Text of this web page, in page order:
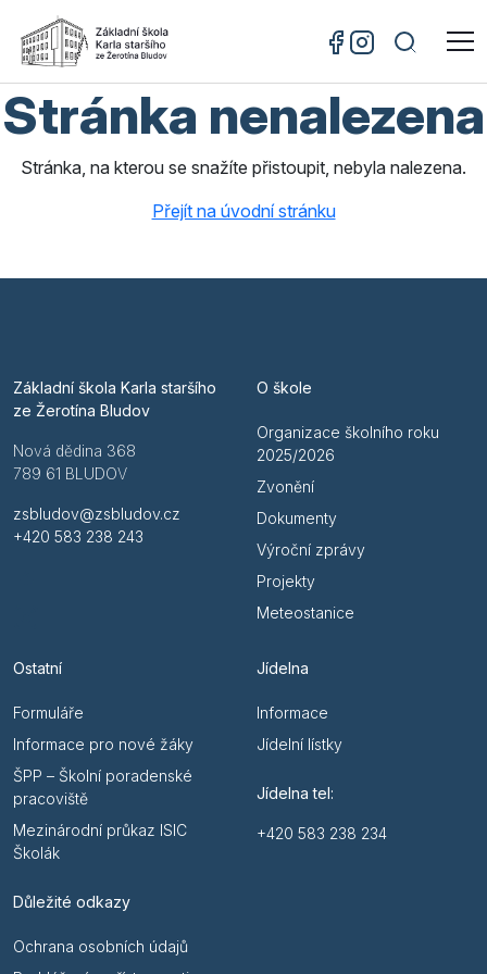
Stránka nenalezena
Stránka, na kterou se snažíte přistoupit, nebyla nalezena.
Přejít na úvodní stránku
Základní škola Karla staršího
ze Žerotína Bludov
Nová dědina 368
789 61 BLUDOV
zsbludov@zsbludov.cz
+420 583 238 243
O škole
Organizace školního roku
2025/2026
Zvonění
Dokumenty
Výroční zprávy
Projekty
Meteostanice
Ostatní
Formuláře
Informace pro nové žáky
ŠPP – Školní poradenské
pracoviště
Mezinárodní průkaz ISIC
Školák
Jídelna
Informace
Jídelní lístky
Jídelna tel:
+420 583 238 234
Důležité odkazy
Ochrana osobních údajů